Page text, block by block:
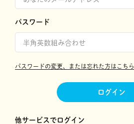
パスワード
パスワードの変更、または忘れた方はこちら
ログイン
他サービスでログイン